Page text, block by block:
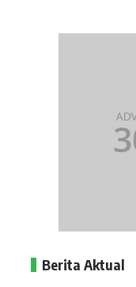
Berita Aktual